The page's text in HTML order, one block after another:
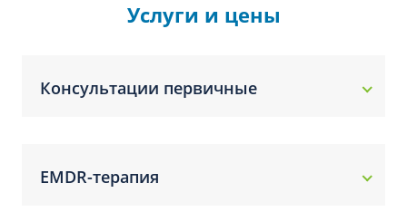
Услуги и цены
Консультации первичные
EMDR-терапия